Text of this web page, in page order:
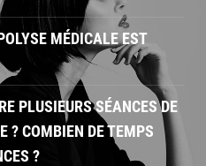
MÉDICALE EST
PLUSIEURS SÉANCES DE
? COMBIEN DE TEMPS
?